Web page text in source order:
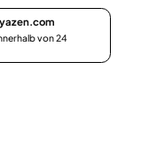
von 24